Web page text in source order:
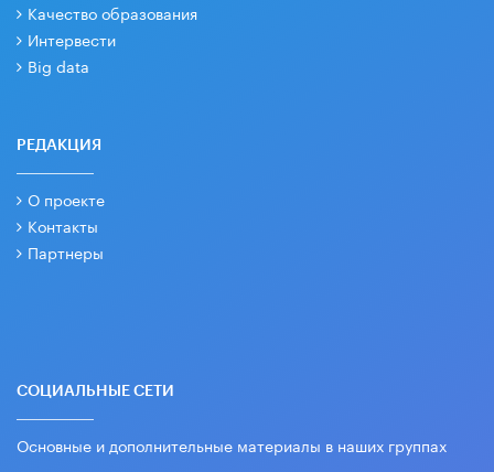
Качество образования
Интервести
Big data
РЕДАКЦИЯ
О проекте
Контакты
Партнеры
СОЦИАЛЬНЫЕ СЕТИ
Основные и дополнительные материалы в наших группах